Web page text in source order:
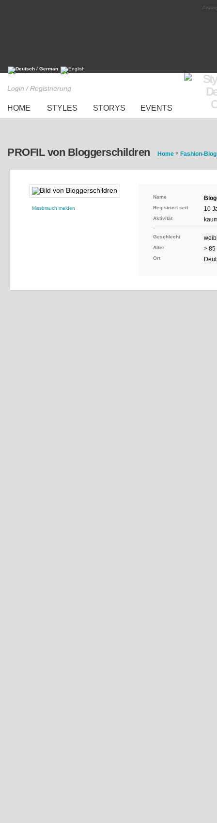
Login / Registrierung
HOME STYLES STORYS EVENTS
PROFIL von Bloggerschildren Home » Fashion-
Missbrauch melden
Name
Registriert seit 10
Aktivität
Geschlecht
Alter > 85
Ort